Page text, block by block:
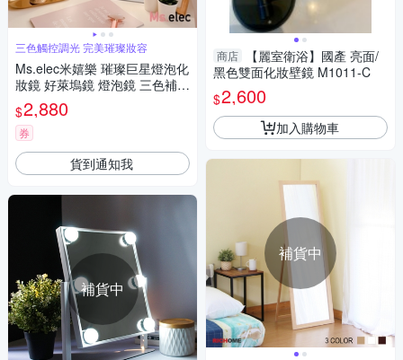
三色觸控調光 完美璀璨妝容
Ms.elec米嬉樂 璀璨巨星燈泡化
妝鏡 好萊塢鏡 燈泡鏡 三色補光
桌鏡 化妝燈鏡 LED燈鏡
$2,880
券
貨到通知我
補貨中
商店
【麗室衛浴】國產 亮面/
黑色雙面化妝壁鏡 M1011-C
$2,600
加入購物車
補貨中